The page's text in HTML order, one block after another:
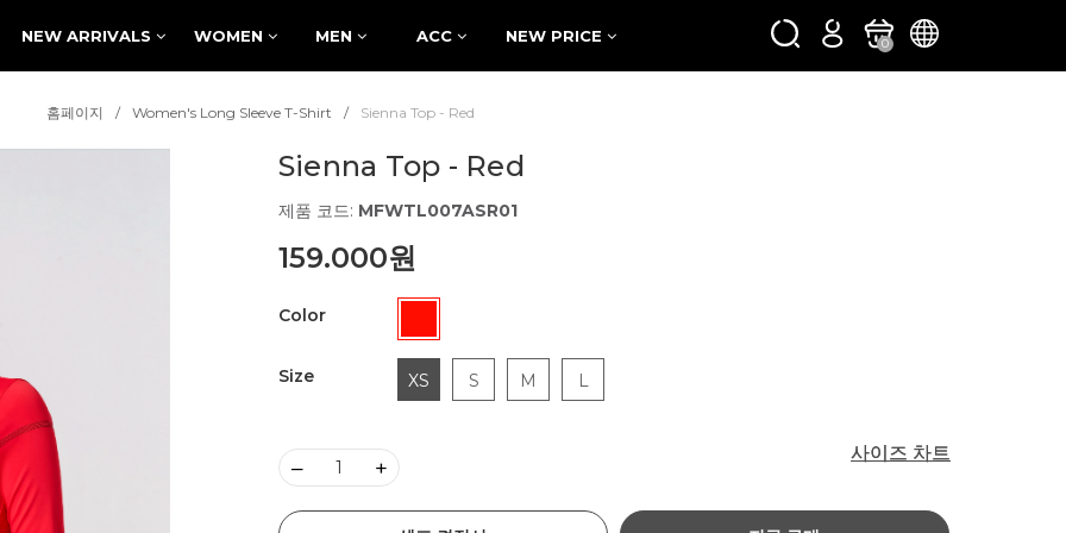
NEW ARRIVALS WOMEN MEN ACC NEW PRICE 0
홈페이지 Women's Long Sleeve T-Shirt Sienna Top - Red
Sienna Top - Red
제품 코드: MFWTL007ASR01
159.000원
Color
Size XS S M L
사이즈 차트
사이즈 차트
– +